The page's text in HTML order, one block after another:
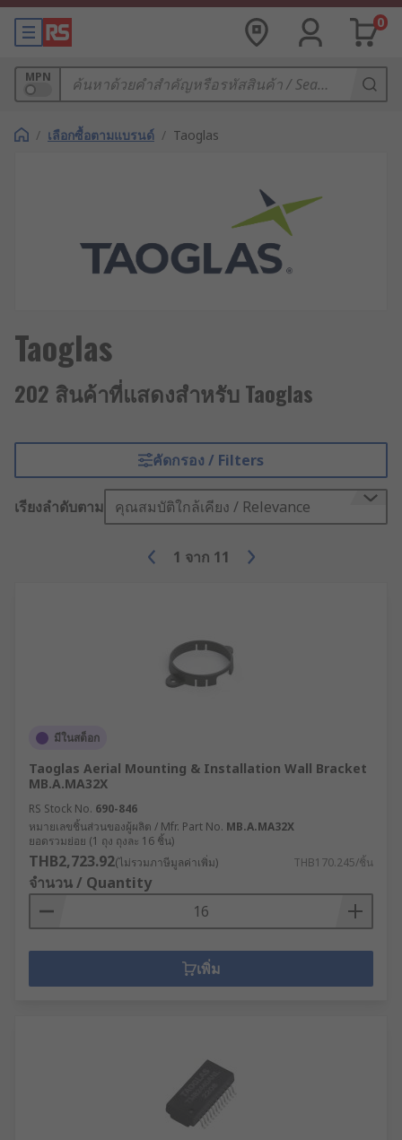
0
MPN
/ เลือกซื้อตามแบรนด์ / Taoglas
Taoglas
202 สินค้าที่แสดงสำหรับ Taoglas
คัดกรอง / Filters
เรียงลำดับตาม คุณสมบัติใกล้เคียง / Relevance
1 จาก 11
มีในสต็อก
Taoglas Aerial Mounting & Installation Wall Bracket
MB.A.MA32X
RS Stock No. 690-846
หมายเลขชิ้นส่วนของผู้ผลิต / Mfr. Part No. MB.A.MA32X
ยอดรวมย่อย (1 ถุง ถุงละ 16 ชิ้น)
THB2,723.92(ไม่รวมภาษีมูลค่าเพิ่ม) THB170.245/ชิ้น
จำนวน / Quantity
เพิ่ม